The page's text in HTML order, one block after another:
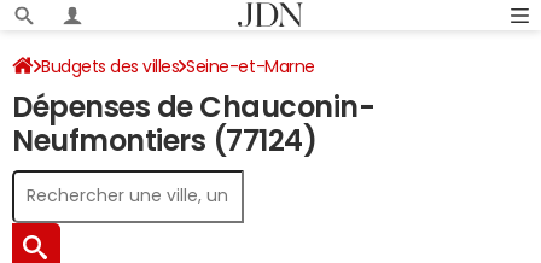
Budgets des villes Seine-et-Marne
Chauconin-Neufmontiers Dépenses 2024
Dépenses de Chauconin-
Neufmontiers (77124)